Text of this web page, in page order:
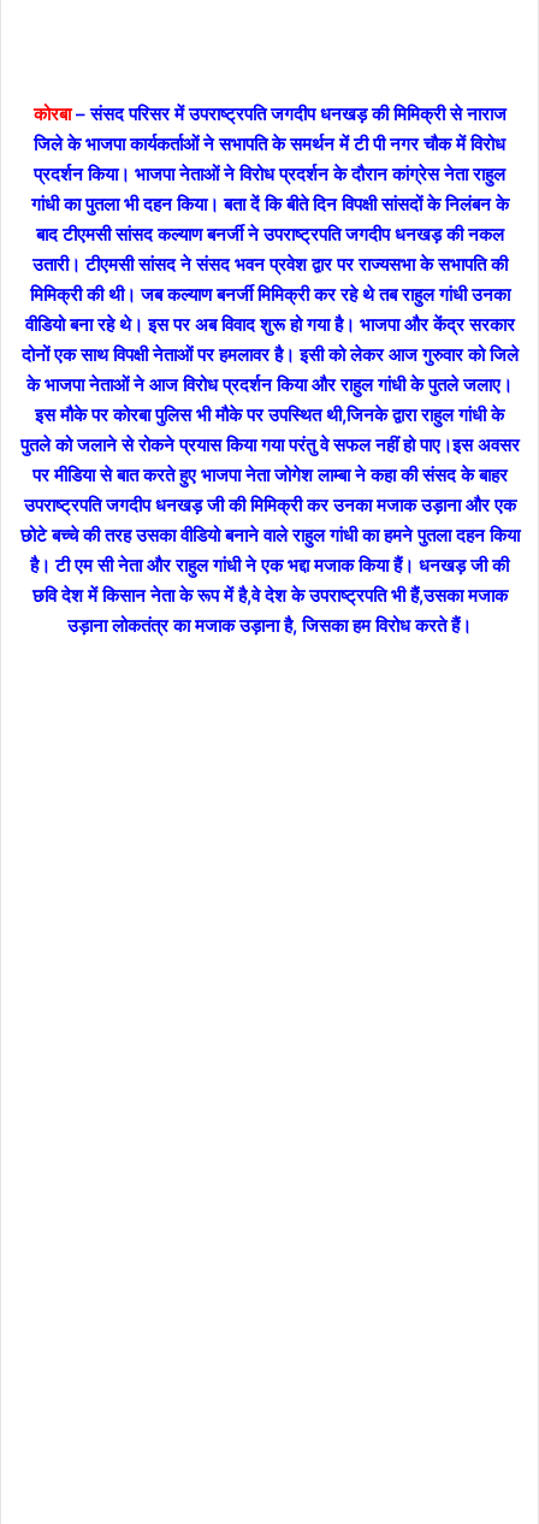
कोरबा– संसद परिसर में उपराष्ट्रपति जगदीप धनखड़ की मिमिक्री से नाराज
जिले के भाजपा कार्यकर्ताओं ने सभापति के समर्थन में टी पी नगर चौक में विरोध
प्रदर्शन किया। भाजपा नेताओं ने विरोध प्रदर्शन के दौरान कांग्रेस नेता राहुल
गांधी का पुतला भी दहन किया। बता दें कि बीते दिन विपक्षी सांसदों के निलंबन के
बाद टीएमसी सांसद कल्याण बनर्जी ने उपराष्ट्रपति जगदीप धनखड़ की नकल
उतारी। टीएमसी सांसद ने संसद भवन प्रवेश द्वार पर राज्यसभा के सभापति की
मिमिक्री की थी। जब कल्याण बनर्जी मिमिक्री कर रहे थे तब राहुल गांधी उनका
वीडियो बना रहे थे। इस पर अब विवाद शुरू हो गया है। भाजपा और केंद्र सरकार
दोनों एक साथ विपक्षी नेताओं पर हमलावर है। इसी को लेकर आज गुरुवार को जिले
के भाजपा नेताओं ने आज विरोध प्रदर्शन किया और राहुल गांधी के पुतले जलाए।
इस मौके पर कोरबा पुलिस भी मौके पर उपस्थित थी,जिनके द्वारा राहुल गांधी के
पुतले को जलाने से रोकने प्रयास किया गया परंतु वे सफल नहीं हो पाए।इस अवसर
पर मीडिया से बात करते हुए भाजपा नेता जोगेश लाम्बा ने कहा की संसद के बाहर
उपराष्ट्रपति जगदीप धनखड़ जी की मिमिक्री कर उनका मजाक उड़ाना और एक
छोटे बच्चे की तरह उसका वीडियो बनाने वाले राहुल गांधी का हमने पुतला दहन किया
है। टी एम सी नेता और राहुल गांधी ने एक भद्दा मजाक किया हैं। धनखड़ जी की
छवि देश में किसान नेता के रूप में है,वे देश के उपराष्ट्रपति भी हैं,उसका मजाक
उड़ाना लोकतंत्र का मजाक उड़ाना है, जिसका हम विरोध करते हैं।